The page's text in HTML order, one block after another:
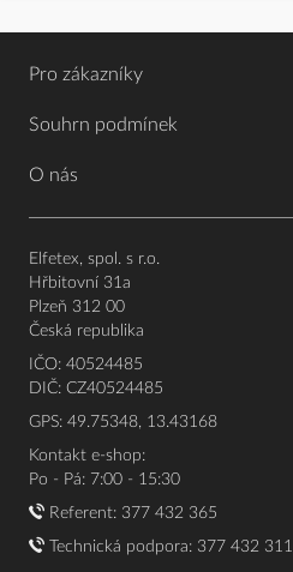
Pro zákazníky
Souhrn podmínek
O nás
Elfetex, spol. s r.o.
Hřbitovní 31a
Plzeň 312 00
Česká republika
IČO: 40524485
DIČ: CZ40524485
GPS: 49.75348, 13.43168
Kontakt e-shop:
Po - Pá: 7:00 - 15:30
Referent: 377 432 365
Technická podpora: 377 432 311